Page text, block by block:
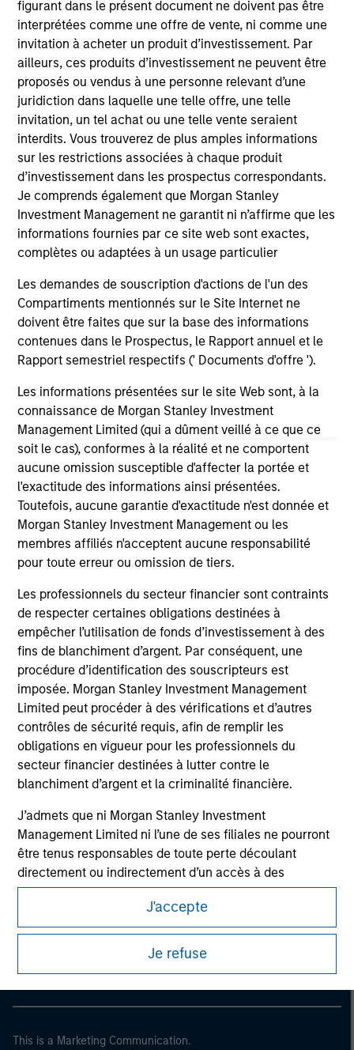
figurant dans le présent document ne doivent pas être
interprétées comme une offre de vente, ni comme une
invitation à acheter un produit d’investissement. Par
ailleurs, ces produits d’investissement ne peuvent être
proposés ou vendus à une personne relevant d’une
juridiction dans laquelle une telle offre, une telle
invitation, un tel achat ou une telle vente seraient
interdits. Vous trouverez de plus amples informations
sur les restrictions associées à chaque produit
d’investissement dans les prospectus correspondants.
Je comprends également que Morgan Stanley
Investment Management ne garantit ni n’affirme que les
informations fournies par ce site web sont exactes,
complètes ou adaptées à un usage particulier
Les demandes de souscription d'actions de l'un des
Compartiments mentionnés sur le Site Internet ne
doivent être faites que sur la base des informations
contenues dans le Prospectus, le Rapport annuel et le
Rapport semestriel respectifs (' Documents d'offre ').
Les informations présentées sur le site Web sont, à la
connaissance de Morgan Stanley Investment
Management Limited (qui a dûment veillé à ce que ce
soit le cas), conformes à la réalité et ne comportent
aucune omission susceptible d'affecter la portée et
l'exactitude des informations ainsi présentées.
Toutefois, aucune garantie d'exactitude n'est donnée et
Morgan Stanley Investment Management ou les
membres affiliés n'acceptent aucune responsabilité
pour toute erreur ou omission de tiers.
Les professionnels du secteur financier sont contraints
de respecter certaines obligations destinées à
empêcher l’utilisation de fonds d’investissement à des
fins de blanchiment d’argent. Par conséquent, une
procédure d’identification des souscripteurs est
imposée. Morgan Stanley Investment Management
Limited peut procéder à des vérifications et d’autres
contrôles de sécurité requis, afin de remplir les
obligations en vigueur pour les professionnels du
secteur financier destinées à lutter contre le
blanchiment d’argent et la criminalité financière.
J’admets que ni Morgan Stanley Investment
Management Limited ni l’une de ses filiales ne pourront
être tenus responsables de toute perte découlant
directement ou indirectement d’un accès à des
informations à la suite d’une fausse déclaration ou
d’une déclaration erronée de ma part. En validant cette
déclaration, je confirme également accepterles
, que j’ai lues et comprises. Si la
« J’accepte » ci-dessous pour continuer. Dans le cas
contraire, merci de cliquer sur « Je refuse » pour revenir
J'accepte
Je refuse
ARTICLE
An Introduction to Private Equity Co-
Investing
Private equity co-investing has become
central to private markets, allowing investors
to allocate directly into deals alongside private
equity funds. Here, we discuss what co-
investing is, how it works and how it fits within
a private equity portfolio.
May not represent all Team Members.
The information on this page is for informational
purposes only. The information contained herein does
not constitute and should not be construed as an
offering of advisory services or an offer to sell or a
solicitation of an offer to buy any securities in any
jurisdiction in which such offer or solicitation,
purchase or sale would be unlawful under the
securities, insurance or other laws of such jurisdiction.
All investing involves risks, including a loss of principal.
Please refer to the strategy detail page for important
information on the strategy, including additional risk
considerations.
Morgan Stanley Careers
This is a Marketing Communication.